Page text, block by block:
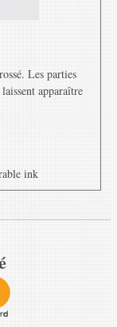
Les parties
apparaître
ink